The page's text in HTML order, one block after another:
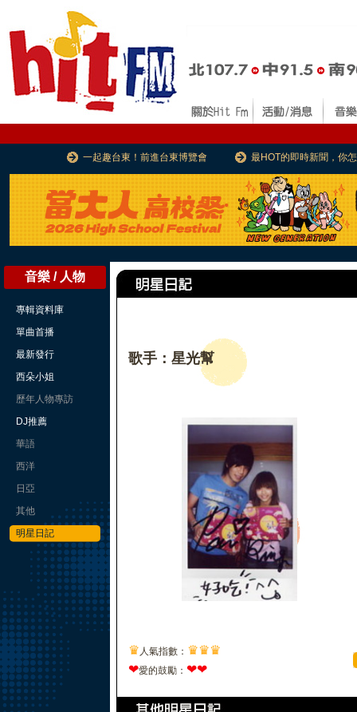
一起趣台東！前進台東博覽會 最HOT的即時新聞，你
音樂 / 人物
專輯資料庫
單曲首播
最新發行
西朵小姐
歷年人物專訪
DJ推薦
華語
西洋
日亞
其他
明星日記
歌手：星光幫
♛ 人氣指數： ♛♛♛
❤愛的鼓勵： ❤❤